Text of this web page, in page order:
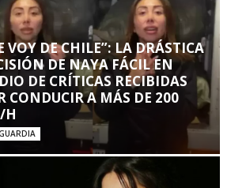
VOY DE CHILE”: LA DRÁSTICA
DE NAYA FÁCIL EN
DE CRÍTICAS RECIBIDAS
CONDUCIR A MÁS DE 200
H